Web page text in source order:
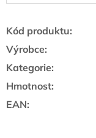
Kód produktu:
Výrobce:
Kategorie:
Hmotnost:
EAN: